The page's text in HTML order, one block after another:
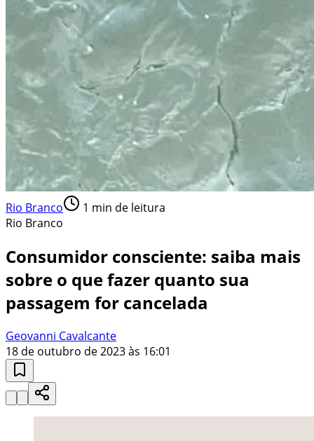
Rio Branco 1 min de leitura
Rio Branco
Consumidor consciente: saiba mais
sobre o que fazer quanto sua
passagem for cancelada
Geovanni Cavalcante
18 de outubro de 2023 às 16:01